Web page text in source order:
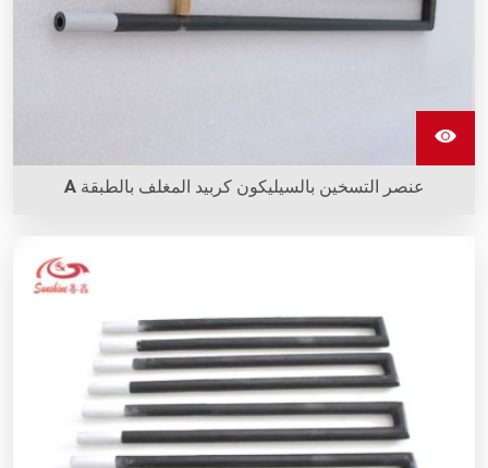
عنصر التسخين بالسيليكون كربيد المغلف بالطبقة A
المدافئ التي تعاني من الأكسدة والبخار قد زاد من عمر العنصر